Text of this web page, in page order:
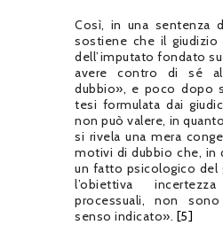
Così, in una sentenza
sostiene che il giudizio
dell’imputato fondato
avere contro di sé
dubbio», e poco dopo
tesi formulata dai
non può valere, in
si rivela una mera
motivi di dubbio che, in
un fatto psicologico del
l’obiettiva
processuali, non
senso indicato». [5]